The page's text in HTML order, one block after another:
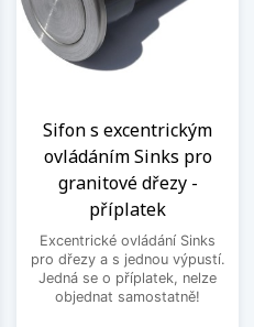
Sifon s excentrickým
ovládáním Sinks pro
granitové dřezy -
příplatek
Excentrické ovládání Sinks
pro dřezy a s jednou výpustí.
Jedná se o příplatek, nelze
objednat samostatně!